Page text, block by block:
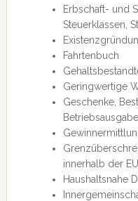
Erbschaft- und
Steuerklassen,
Fahrtenbuch
Geringwertige
Geschenke,
innerhalb der EU
Haushaltsnahe